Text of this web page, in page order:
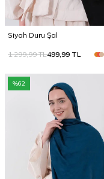
Siyah Duru Şal
1.299,99TL499,99 TL
%62